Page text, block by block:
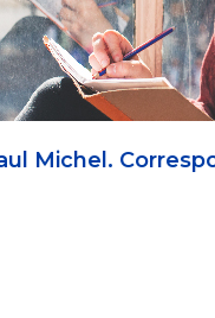
Michel.